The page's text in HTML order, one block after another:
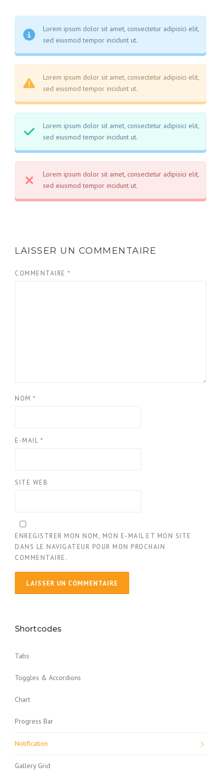
Lorem ipsum dolor sit amet, consectetur adipisici elit,
sed eiusmod tempor incidunt ut.
Lorem ipsum dolor sit amet, consectetur adipisici elit,
sed eiusmod tempor incidunt ut.
Lorem ipsum dolor sit amet, consectetur adipisici elit,
sed eiusmod tempor incidunt ut.
Lorem ipsum dolor sit amet, consectetur adipisici elit,
sed eiusmod tempor incidunt ut.
LAISSER UN COMMENTAIRE
COMMENTAIRE *
NOM *
E-MAIL *
SITE WEB
ENREGISTRER MON NOM, MON E-MAIL ET MON SITE
DANS LE NAVIGATEUR POUR MON PROCHAIN
COMMENTAIRE.
Shortcodes
Tabs
Toggles & Accordions
Chart
Progress Bar
Notification
Gallery Grid